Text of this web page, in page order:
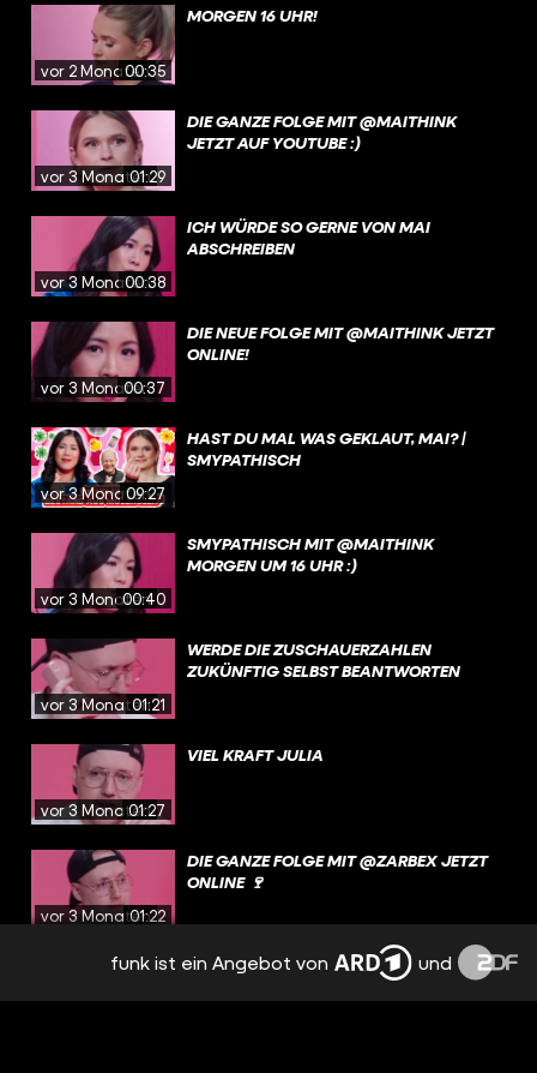
vor 2 Monaten
00:35
MORGEN 16 UHR!
vor 3 Monaten
01:29
DIE GANZE FOLGE MIT @MAITHINK
JETZT AUF YOUTUBE :)
vor 3 Monaten
00:38
ICH WÜRDE SO GERNE VON MAI
ABSCHREIBEN
vor 3 Monaten
00:37
DIE NEUE FOLGE MIT @MAITHINK JETZT
ONLINE!
vor 3 Monaten
09:27
HAST DU MAL WAS GEKLAUT, MAI? |
SMYPATHISCH
vor 3 Monaten
00:40
SMYPATHISCH MIT @MAITHINK
MORGEN UM 16 UHR :)
vor 3 Monaten01:21
WERDE DIE ZUSCHAUERZAHLEN
ZUKÜNFTIG SELBST BEANTWORTEN
vor 3 Monaten
01:27
VIEL KRAFT JULIA
vor 3 Monaten
01:22
DIE GANZE FOLGE MIT @ZARBEX JETZT
ONLINE 🍷
BIST DU VÖLLIG IRRE GEWORDEN,
funk ist ein Angebot von und